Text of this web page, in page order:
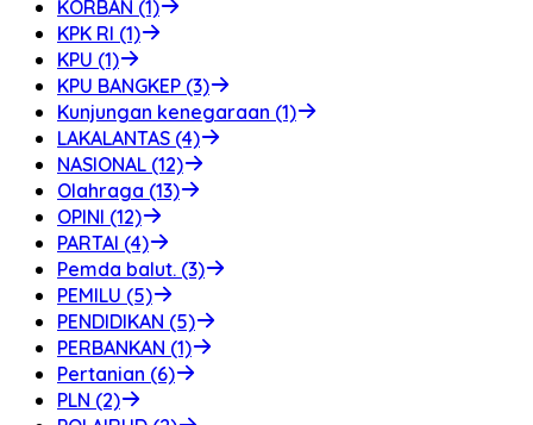
KORBAN (1)
KPK RI (1)
KPU (1)
KPU BANGKEP (3)
Kunjungan kenegaraan (1)
LAKALANTAS (4)
NASIONAL (12)
Olahraga (13)
OPINI (12)
PARTAI (4)
Pemda balut. (3)
PEMILU (5)
PENDIDIKAN (5)
PERBANKAN (1)
Pertanian (6)
PLN (2)